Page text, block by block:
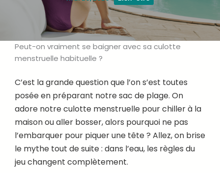
Peut-on vraiment se baigner avec sa culotte
menstruelle habituelle ?
C’est la grande question que l’on s’est toutes
posée en préparant notre sac de plage. On
adore notre culotte menstruelle pour chiller à la
maison ou aller bosser, alors pourquoi ne pas
l’embarquer pour piquer une tête ? Allez, on brise
le mythe tout de suite : dans l’eau, les règles du
jeu changent complètement.